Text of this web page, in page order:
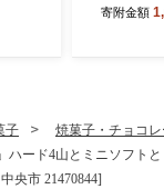
料
寄附金額
子
焼菓子・チョコレ
ハード4山とミニソフト
央市 21470844]